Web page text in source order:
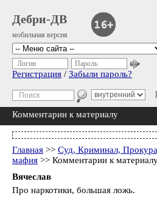
Дебри-ДВ
мобильная версия
Логин Пароль
Регистрация / Забыли пароль?
Комментарии к материалу
Главная >> Суд, Криминал,
мафия >> Комментарии к
Вячеслав
Про наркотики, большая ложь.